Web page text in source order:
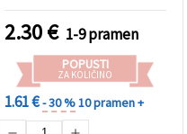
izdelavo elegantnega
nakita in ustvarjalne DIY
ročne izdelke
2.30€ 1-9 pramen
POPUSTI
ZA KOLIČINO
1.61 €- 30 %10 pramen +